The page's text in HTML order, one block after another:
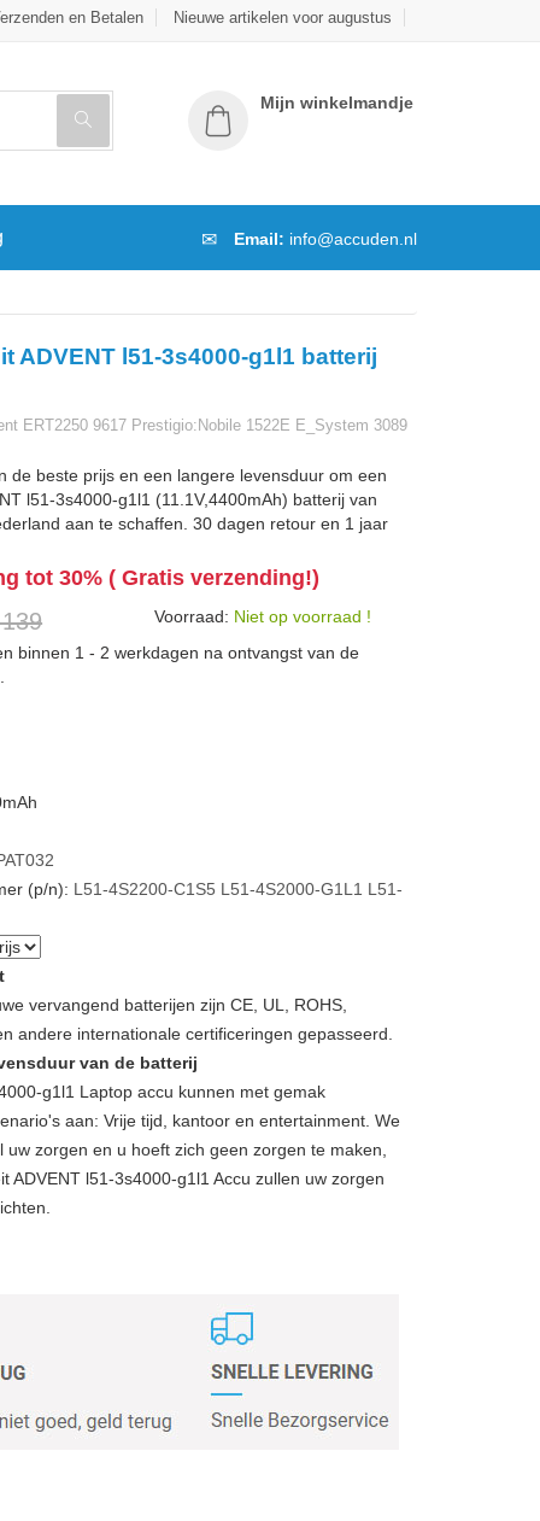
en Betalen Nieuwe artikelen voor augustus
Mijn winkelmandje
Email: info@accuden.nl
ADVENT l51-3s4000-g1l1 batterij
ERT2250 9617 Prestigio:Nobile 1522E E_System 3089
de beste prijs en een langere levensduur om een
l51-3s4000-g1l1 (11.1V,4400mAh) batterij van
aan te schaffen. 30 dagen retour en 1 jaar
tot 30% ( Gratis verzending!)
Voorraad: Niet op voorraad !
binnen 1 - 2 werkdagen na ontvangst van de
(p/n): L51-4S2200-C1S5 L51-4S2000-G1L1 L51-
vervangend batterijen zijn CE, UL, ROHS,
andere internationale certificeringen gepasseerd.
van de batterij
g1l1 Laptop accu kunnen met gemak
aan: Vrije tijd, kantoor en entertainment. We
uw zorgen en u hoeft zich geen zorgen te maken,
ADVENT l51-3s4000-g1l1 Accu zullen uw zorgen